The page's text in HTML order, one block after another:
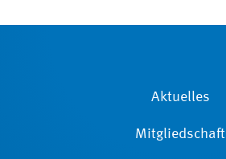
Aktuelles
Mitgliedschaft